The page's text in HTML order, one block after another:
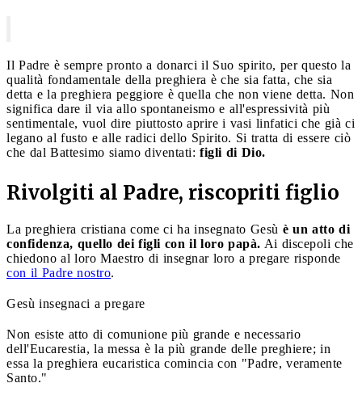
Il Padre è sempre pronto a donarci il Suo spirito, per questo la
qualità fondamentale della preghiera è che sia fatta, che sia
detta e la preghiera peggiore è quella che non viene detta. Non
significa dare il via allo spontaneismo e all'espressività più
sentimentale, vuol dire piuttosto aprire i vasi linfatici che già ci
legano al fusto e alle radici dello Spirito. Si tratta di essere ciò
che dal Battesimo siamo diventati: figli di Dio.
Rivolgiti al Padre, riscopriti figlio
La preghiera cristiana come ci ha insegnato Gesù è un atto di
confidenza, quello dei figli con il loro papà. Ai discepoli che
chiedono al loro Maestro di insegnar loro a pregare risponde
con il Padre nostro.
Gesù insegnaci a pregare
Non esiste atto di comunione più grande e necessario
dell'Eucarestia, la messa è la più grande delle preghiere; in
essa la preghiera eucaristica comincia con "Padre, veramente
Santo."